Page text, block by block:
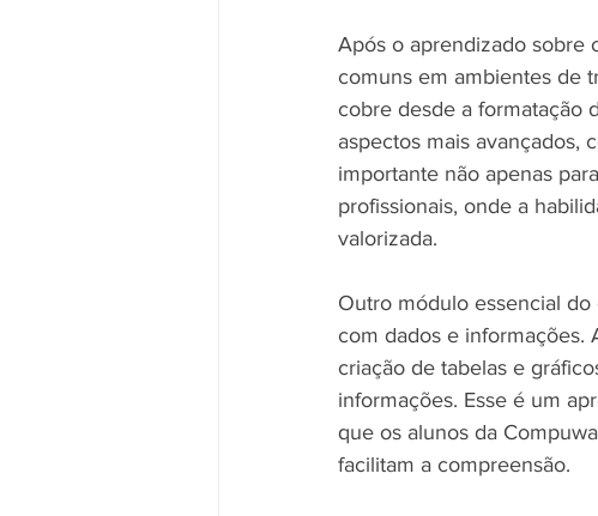
Após o aprendizado sobre
comuns em ambientes de
cobre desde a formatação
aspectos mais avançados,
importante não apenas
profissionais, onde a
valorizada.
Outro módulo essencial
com dados e informações.
criação de tabelas e
informações. Esse é um
que os alunos da
facilitam a compreensão.